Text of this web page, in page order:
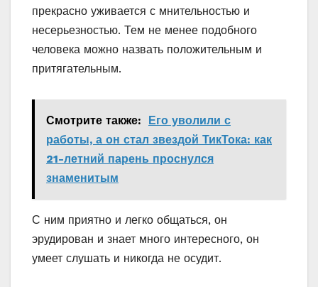
прекрасно уживается с мнительностью и
несерьезностью. Тем не менее подобного
человека можно назвать положительным и
притягательным.
Смотрите также:
Его уволили с
работы, а он стал звездой ТикТока: как
21-летний парень проснулся
знаменитым
С ним приятно и легко общаться, он
эрудирован и знает много интересного, он
умеет слушать и никогда не осудит.